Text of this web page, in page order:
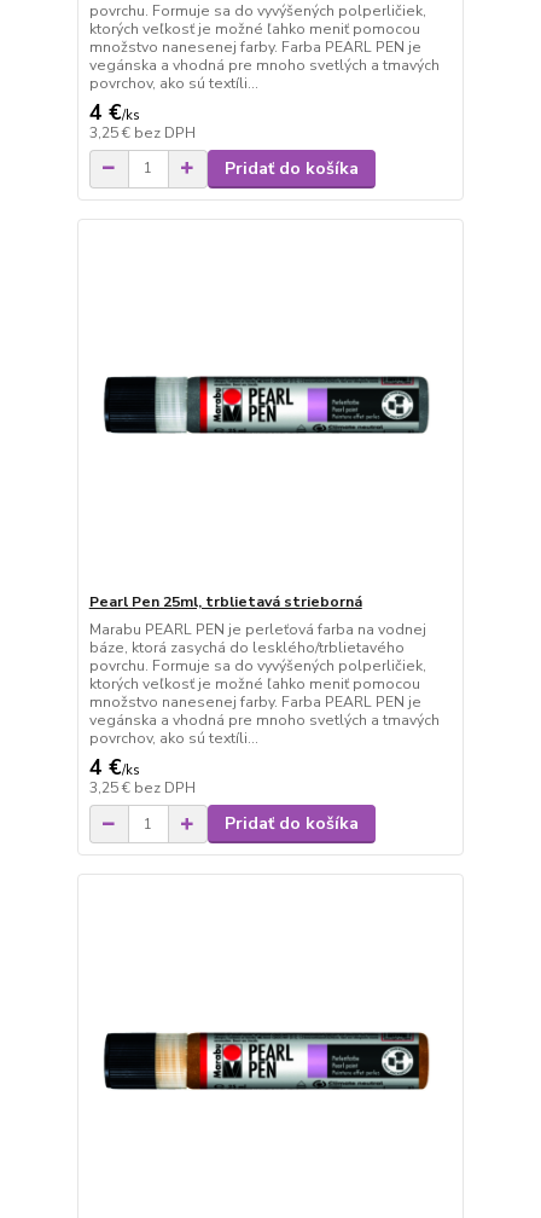
povrchu. Formuje sa do vyvýšených polperličiek,
ktorých veľkosť je možné ľahko meniť pomocou
množstvo nanesenej farby. Farba PEARL PEN je
vegánska a vhodná pre mnoho svetlých a tmavých
povrchov, ako sú textíli...
4 €/ks
3,25 € bez DPH
Pridať do košíka
Pearl Pen 25ml, trblietavá strieborná
Marabu PEARL PEN je perleťová farba na vodnej
báze, ktorá zasychá do lesklého/trblietavého
povrchu. Formuje sa do vyvýšených polperličiek,
ktorých veľkosť je možné ľahko meniť pomocou
množstvo nanesenej farby. Farba PEARL PEN je
vegánska a vhodná pre mnoho svetlých a tmavých
povrchov, ako sú textíli...
4 €/ks
3,25 € bez DPH
Pridať do košíka